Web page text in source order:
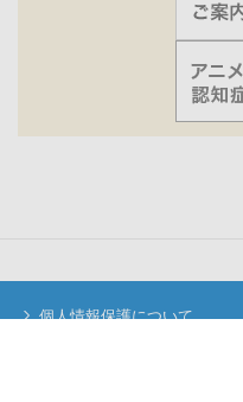
個人情報保護について